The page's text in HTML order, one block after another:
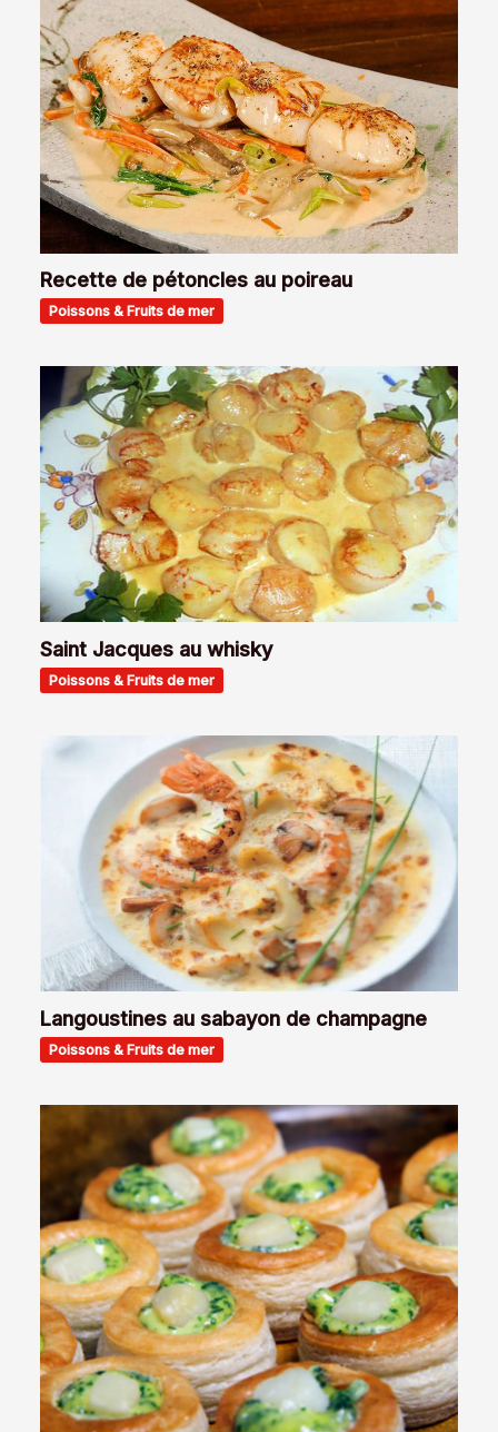
Recette de pétoncles au poireau
Poissons & Fruits de mer
Saint Jacques au whisky
Poissons & Fruits de mer
Langoustines au sabayon de champagne
Poissons & Fruits de mer